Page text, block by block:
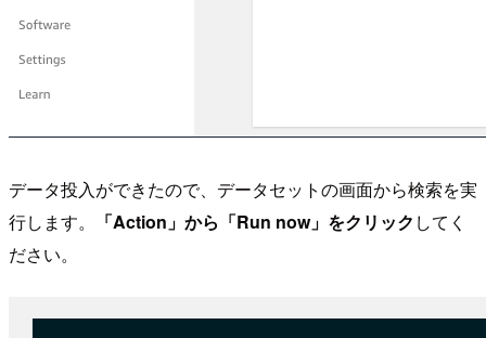
データ投入ができたので、データセットの画面から検索を実
行します。
「Action」から「Run now」をクリック してく
ださい。